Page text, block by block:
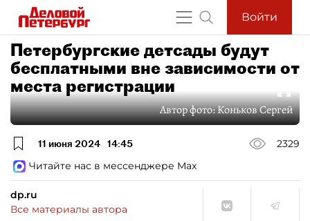
Войти
Петербургские детсады будут
бесплатными вне зависимости от
места регистрации
Автор фото:Коньков Сергей
11 июня 2024 14:45
2329
Читайте нас в мессенджере Max
dp.ru
Все материалы автора